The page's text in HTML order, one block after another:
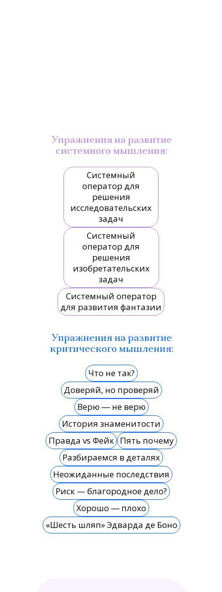
Упражнения на развитие
системного мышления:
Что не так?
Доверяй, но проверяй
Верю ― не верю
История знаменитости
Правда vs Фейк Пять почему
Разбираемся в деталях
Неожиданные последствия
Риск — благородное дело?
Хорошо ― плохо
«Шесть шляп» Эдварда де Боно
Упражнения на развитие
критического мышления:
Системный
оператор для
решения
исследовательских
задач
Системный
оператор для
решения
изобретательских
задач
Системный оператор
для развития фантазии